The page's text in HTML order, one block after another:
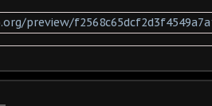
preview/